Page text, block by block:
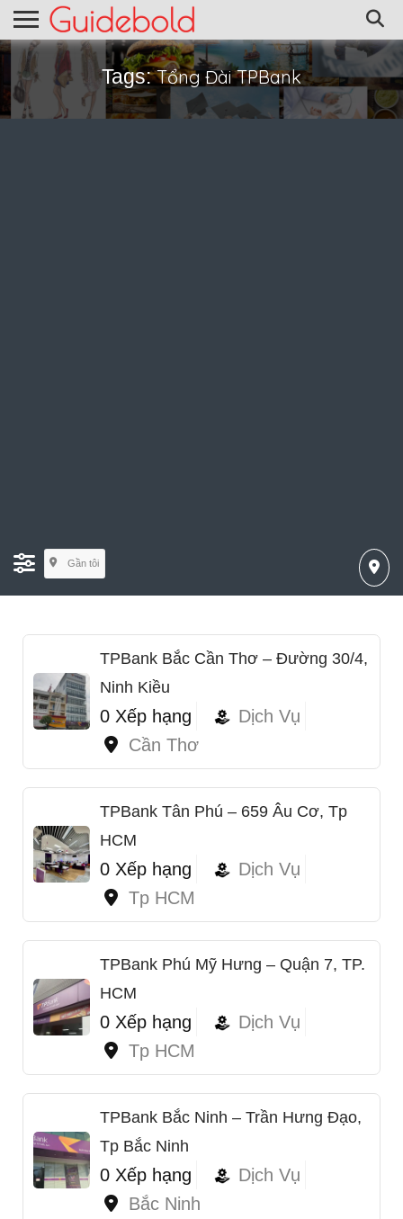
Tags:Tổng Đài TPBank
Gần tôi
TPBank Bắc Cần Thơ – Đường 30/4,
Ninh Kiều
0 Xếp hạng
Dịch Vụ
Cần Thơ
TPBank Tân Phú – 659 Âu Cơ, Tp
HCM
0 Xếp hạng
Dịch Vụ
Tp HCM
TPBank Phú Mỹ Hưng – Quận 7, TP.
HCM
0 Xếp hạng
Dịch Vụ
Tp HCM
TPBank Bắc Ninh – Trần Hưng Đạo,
Tp Bắc Ninh
0 Xếp hạng
Dịch Vụ
Bắc Ninh